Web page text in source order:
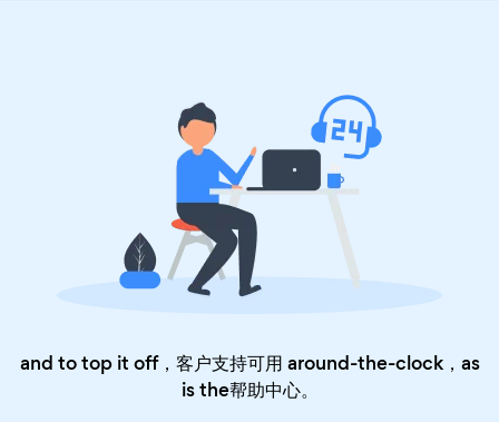
and to top it off，客户支持可用 around-the-clock，as
is the帮助中心。